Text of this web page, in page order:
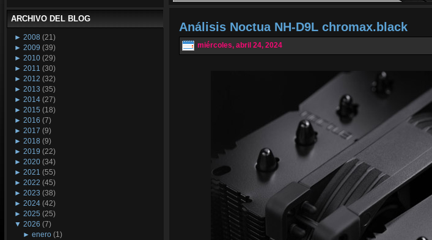
Wikipedia
ARCHIVO DEL BLOG
► 2008 (21)
► 2009 (39)
► 2010 (29)
► 2011 (30)
► 2012 (32)
► 2013 (35)
► 2014 (27)
► 2015 (18)
► 2016 (7)
► 2017 (9)
► 2018 (9)
► 2019 (22)
► 2020 (34)
► 2021 (55)
► 2022 (45)
► 2023 (38)
► 2024 (42)
► 2025 (25)
▼ 2026 (7)
►enero (1)
Análisis Noctua NH-D9L chromax.black
miércoles, abril 24, 2024